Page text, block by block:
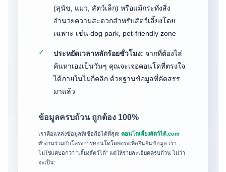
(สุนัข, แมว, สัตว์เล็ก) หรือแม้กระทั่งสิ่ง
อำนวยความสะดวกสำหรับสัตว์เลี้ยงโดย
เฉพาะ เช่น dog park, pet-friendly zone
✓ ประหยัดเวลาหลักร้อยชั่วโมง: จากที่ต้องไล่
ค้นหาเองเป็นวันๆ คุณจะเจอคอนโดที่ตรงใจ
ได้ภายในไม่กี่คลิก ด้วยฐานข้อมูลที่คัดสรร
มาแล้ว
ข้อมูลครบถ้วน ถูกต้อง 100%
เราคือแหล่งข้อมูลที่เชื่อถือได้ที่สุด! คอนโดเลี้ยงสัตว์ได้.com
ทำงานร่วมกับโครงการคอนโดโดยตรงเพื่อยืนยันข้อมูล เรา
ไม่ใช่แค่บอกว่า "เลี้ยงสัตว์ได้" แต่ให้รายละเอียดครบถ้วน ไม่ว่า
จะเป็น: